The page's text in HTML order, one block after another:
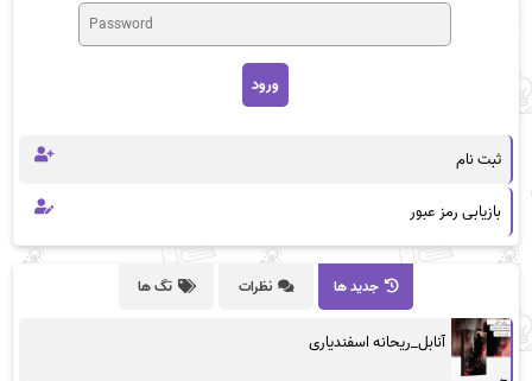
ثبت نام
بازیابی رمز عبور
جدید ها نظرات تگ ها
آنابل_ریحانه اسفندیاری